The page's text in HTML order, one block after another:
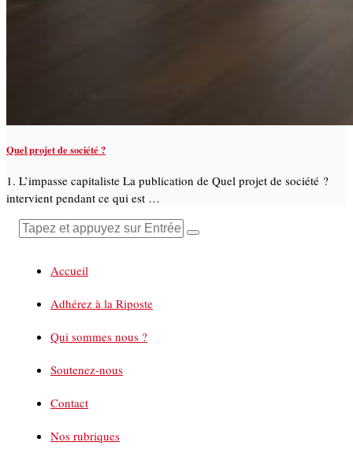
Quel projet de société ?
1. L’impasse capitaliste La publication de Quel projet de société ?
intervient pendant ce qui est …
Accueil
Adhérez à la Riposte
Qui sommes nous ?
Soutenez-nous
Contact
Nos rubriques